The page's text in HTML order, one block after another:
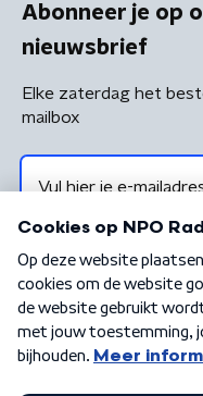
Abonneer je op
nieuwsbrief
Elke zaterdag het
mailbox
Algemene voorwaarden